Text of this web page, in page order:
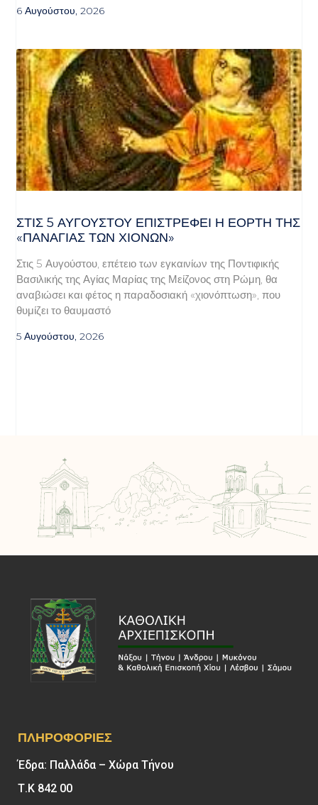
6 Αυγούστου, 2026
ΣΤΙΣ 5 ΑΥΓΟΎΣΤΟΥ ΕΠΙΣΤΡΈΦΕΙ Η ΕΟΡΤΉ ΤΗΣ
«ΠΑΝΑΓΊΑΣ ΤΩΝ ΧΙΌΝΩΝ»
Στις 5 Αυγούστου, επέτειο των εγκαινίων της Ποντιφικής
Βασιλικής της Αγίας Μαρίας της Μείζονος στη Ρώμη, θα
αναβιώσει και φέτος η παραδοσιακή «χιονόπτωση», που
θυμίζει το θαυμαστό
5 Αυγούστου, 2026
ΠΛΗΡΟΦΟΡΊΕΣ
Έδρα: Παλλάδα – Χώρα Τήνου
Τ.Κ 842 00